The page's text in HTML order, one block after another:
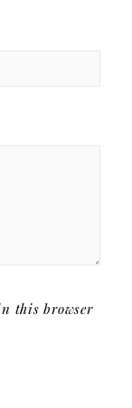
this browser